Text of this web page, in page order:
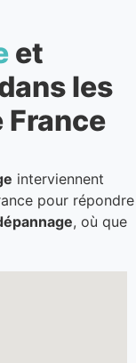
et
les
France
interviennent
pour répondre
, où que